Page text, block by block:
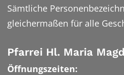
Sämtliche
gleichermaßen für alle
Pfarrei Hl. Maria
Öffnungszeiten: